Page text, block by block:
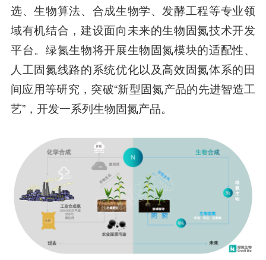
选、生物算法、合成生物学、发酵工程等专业领
域有机结合，建设面向未来的生物固氮技术开发
平台。绿氮生物将开展生物固氮模块的适配性、
人工固氮线路的系统优化以及高效固氮体系的田
间应用等研究，突破“新型固氮产品的先进智造工
艺”，开发一系列生物固氮产品。